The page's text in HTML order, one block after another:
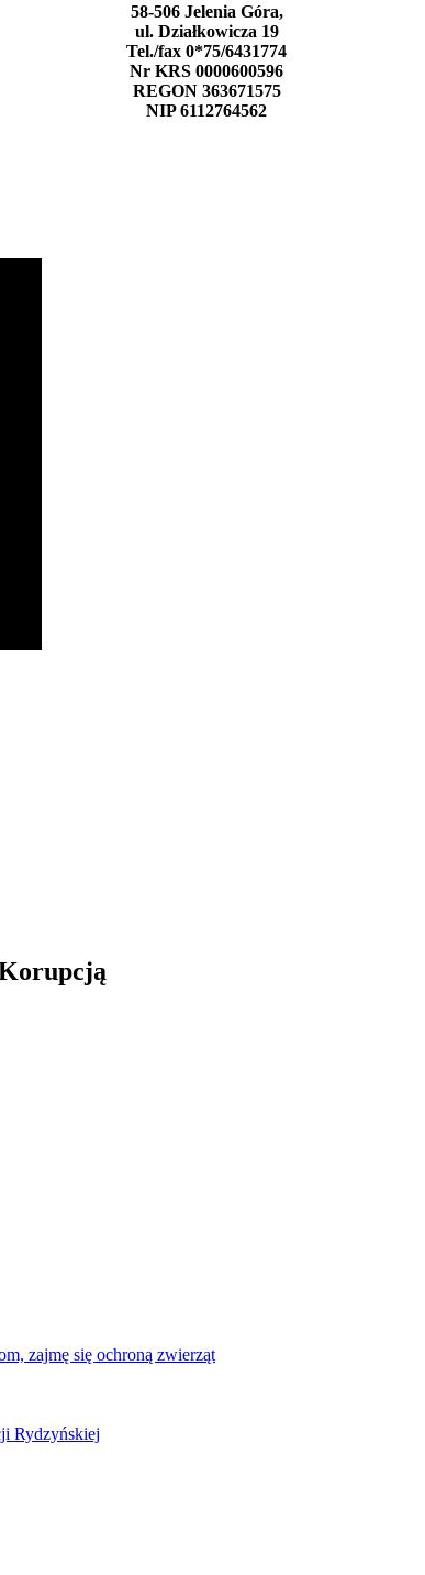
58-506 Jelenia Góra,
ul. Działkowicza 19
Tel./fax 0*75/6431774
Nr KRS 0000600596
REGON 363671575
NIP 6112764562
zajmę się ochroną zwierząt
Rydzyńskiej